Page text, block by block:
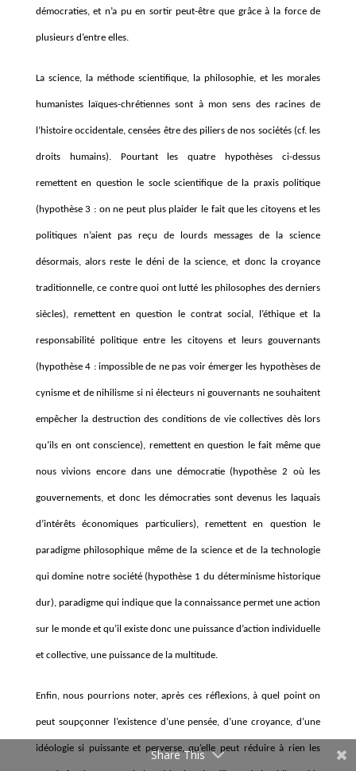
démocraties, et n’a pu en sortir peut-être que grâce à la force de
plusieurs d’entre elles.
La science, la méthode scientifique, la philosophie, et les morales
humanistes laïques-chrétiennes sont à mon sens des racines de
l’histoire occidentale, censées être des piliers de nos sociétés (cf. les
droits humains). Pourtant les quatre hypothèses ci-dessus
remettent en question le socle scientifique de la praxis politique
(hypothèse 3 : on ne peut plus plaider le fait que les citoyens et les
politiques n’aient pas reçu de lourds messages de la science
désormais, alors reste le déni de la science, et donc la croyance
traditionnelle, ce contre quoi ont lutté les philosophes des derniers
siècles), remettent en question le contrat social, l’éthique et la
responsabilité politique entre les citoyens et leurs gouvernants
(hypothèse 4 : impossible de ne pas voir émerger les hypothèses de
cynisme et de nihilisme si ni électeurs ni gouvernants ne souhaitent
empêcher la destruction des conditions de vie collectives dès lors
qu’ils en ont conscience), remettent en question le fait même que
nous vivions encore dans une démocratie (hypothèse 2 où les
gouvernements, et donc les démocraties sont devenus les laquais
d’intérêts économiques particuliers), remettent en question le
paradigme philosophique même de la science et de la technologie
qui domine notre société (hypothèse 1 du déterminisme historique
dur), paradigme qui indique que la connaissance permet une action
sur le monde et qu’il existe donc une puissance d’action individuelle
et collective, une puissance de la multitude.
Enfin, nous pourrions noter, après ces réflexions, à quel point on
peut soupçonner l’existence d’une pensée, d’une croyance, d’une
idéologie si puissante et perverse, qu’elle peut réduire à rien les
Share This